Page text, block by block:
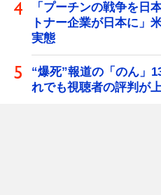
「プーチンの戦争を日
トナー企業が日本に」
実態
“爆死”報道の「のん」
れでも視聴者の評判が